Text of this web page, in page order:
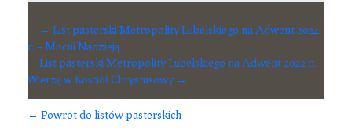
← List pasterski Metropolity Lubelskiego na Adwent 2024
r. – Mocni Nadzieją
List pasterski Metropolity Lubelskiego na Adwent 2022 r. –
Wierzę w Kościół Chrystusowy →
← Powrót do listów pasterskich